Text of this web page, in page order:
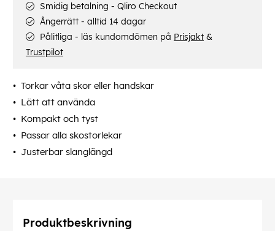
Torkar våta skor eller handskar
Lätt att använda
Kompakt och tyst
Passar alla skostorlekar
Justerbar slanglängd
Smidig betalning - Qliro Checkout
Ångerrätt - alltid 14 dagar
Pålitliga - läs kundomdömen på Prisjakt &
Trustpilot
Produktbeskrivning